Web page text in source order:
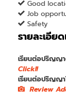
Good
Job
Safety
รายละเอีย
เรียนต่อปริญ
Click!!
เรียนต่อปริญ
Review